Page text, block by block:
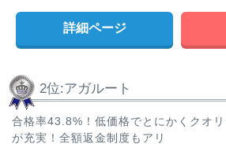
詳細ページ
2位:アガルート
合格率43.8%！低価格でとにかくクオ
が充実！全額返金制度もアリ